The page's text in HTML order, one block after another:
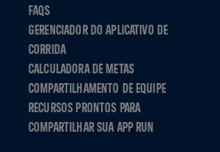
FAQS
GERENCIADOR DO APLICATIVO DE
CORRIDA
CALCULADORA DE METAS
COMPARTILHAMENTO DE EQUIPE
RECURSOS PRONTOS PARA
COMPARTILHAR SUA APP RUN